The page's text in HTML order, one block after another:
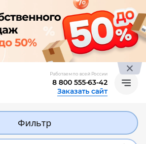
Работаем по всей России
8 800 555-63-42
Заказать сайт
Фильтр